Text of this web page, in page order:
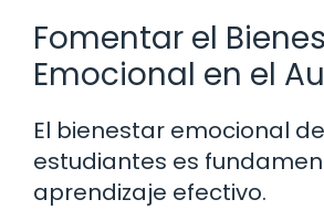
Fomentar el
Emocional en el
El bienestar emocional
estudiantes es
aprendizaje efectivo.